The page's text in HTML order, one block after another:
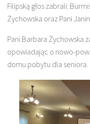
Filipską głos zabrali:
Żychowska oraz Pani
Pani Barbara Żychowska
opowiadając o nowo-
domu pobytu dla seniora.